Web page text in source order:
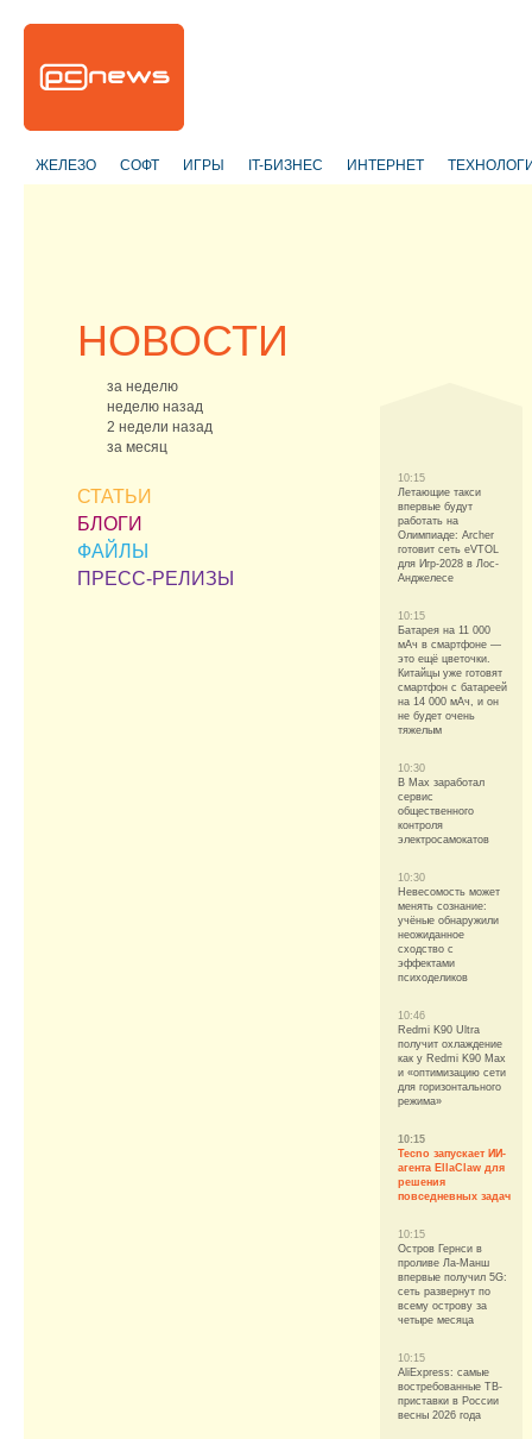
ЖЕЛЕЗО СОФТ ИГРЫ IT-БИЗНЕС ИНТЕРНЕТ
НОВОСТИ
за неделю
неделю назад
2 недели назад
за месяц
СТАТЬИ
БЛОГИ
ФАЙЛЫ
ПРЕСС-РЕЛИЗЫ
10:15
Летающие такси
впервые будут
работать на
Олимпиаде: Archer
готовит сеть eVTOL
для Игр-2028 в Лос-
Анджелесе
10:15
Батарея на 11 000
мАч в смартфоне —
это ещё цветочки.
Китайцы уже готовят
смартфон с батареей
на 14 000 мАч, и он
не будет очень
тяжелым
10:30
В Max заработал
сервис
общественного
контроля
электросамокатов
10:30
Невесомость может
менять сознание:
учёные обнаружили
неожиданное
сходство с
эффектами
психоделиков
10:46
Redmi K90 Ultra
получит охлаждение
как у Redmi K90 Max
и «оптимизацию сети
для горизонтального
режима»
10:15
Tecno запускает ИИ-
агента EllaClaw для
решения
повседневных задач
10:15
Остров Гернси в
проливе Ла-Манш
впервые получил 5G:
сеть развернут по
всему острову за
четыре месяца
10:15
AliExpress: самые
востребованные ТВ-
приставки в России
весны 2026 года